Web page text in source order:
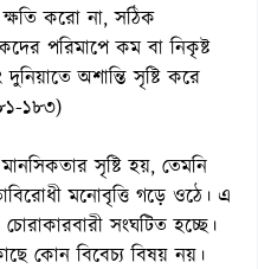
করো না, সঠিক
পরিমাপে কম বা নিকৃষ্ট
অশান্তি সৃষ্টি করে
১৮৩)
সৃষ্টি হয়, তেমনি
মনোবৃত্তি গড়ে ওঠে। এ
সংঘটিত হচ্ছে।
কোন বিবেচ্য বিষয় নয়।